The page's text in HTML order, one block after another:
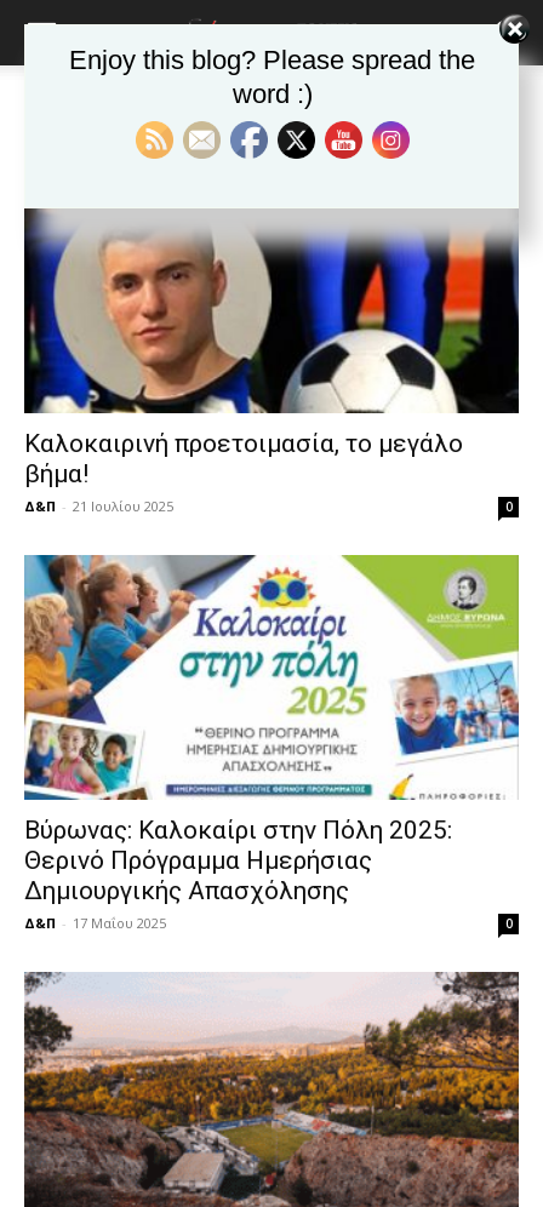
very
lyons
teaches
meaning
pain.
pornhun
porn
Ποδόσφαιρο
Ετικέτα: Ποδόσφαιρο
Καλοκαιρινή προετοιμασία, το μεγάλο
βήμα!
Δ&Π - 21 Ιουλίου 2025 0
Βύρωνας: Καλοκαίρι στην Πόλη 2025:
Θερινό Πρόγραμμα Ημερήσιας
Δημιουργικής Απασχόλησης
Δ&Π - 17 Μαΐου 2025 0
Enjoy this blog? Please spread the
word :)